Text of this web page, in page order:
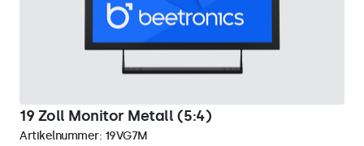
19 Zoll Monitor Metall (5:4)
Artikelnummer: 19VG7M